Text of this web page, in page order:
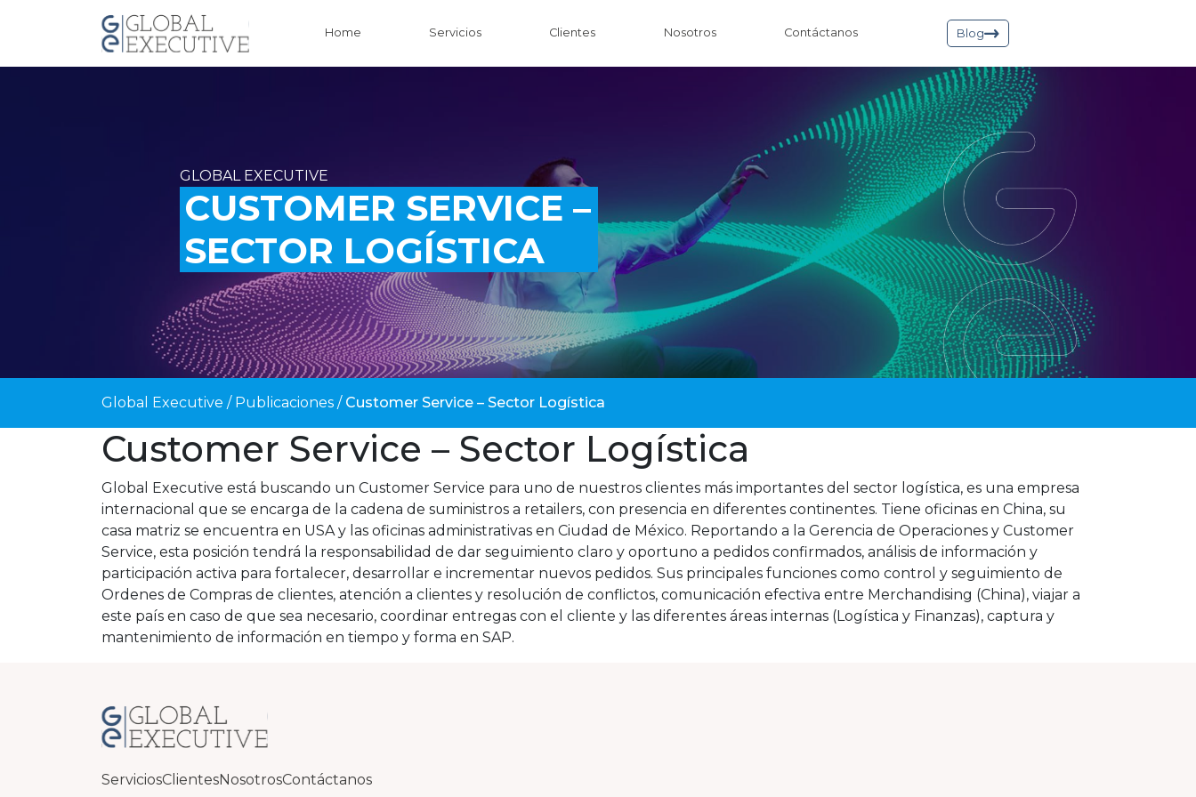
Home Servicios Clientes Nosotros Contáctanos Blog
GLOBAL EXECUTIVE
CUSTOMER SERVICE –
SECTOR LOGÍSTICA
Global Executive / Publicaciones / Customer Service – Sector Logística
Customer Service – Sector Logística
Global Executive está buscando un Customer Service para uno de nuestros clientes más importantes del sector logística, es una empresa
internacional que se encarga de la cadena de suministros a retailers, con presencia en diferentes continentes. Tiene oficinas en China, su
casa matriz se encuentra en USA y las oficinas administrativas en Ciudad de México. Reportando a la Gerencia de Operaciones y Customer
Service, esta posición tendrá la responsabilidad de dar seguimiento claro y oportuno a pedidos confirmados, análisis de información y
participación activa para fortalecer, desarrollar e incrementar nuevos pedidos. Sus principales funciones como control y seguimiento de
Ordenes de Compras de clientes, atención a clientes y resolución de conflictos, comunicación efectiva entre Merchandising (China), viajar a
este país en caso de que sea necesario, coordinar entregas con el cliente y las diferentes áreas internas (Logística y Finanzas), captura y
mantenimiento de información en tiempo y forma en SAP.
ServiciosClientesNosotrosContáctanos